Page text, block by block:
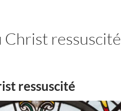
Christ ressuscité
ressuscité